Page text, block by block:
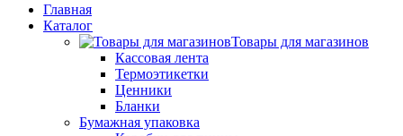
Главная
Каталог
Товары для магазинов
Кассовая лента
Термоэтикетки
Ценники
Бланки
Бумажная упаковка